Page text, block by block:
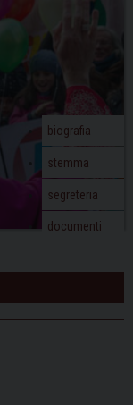
biografia
stemma
segreteria
documenti